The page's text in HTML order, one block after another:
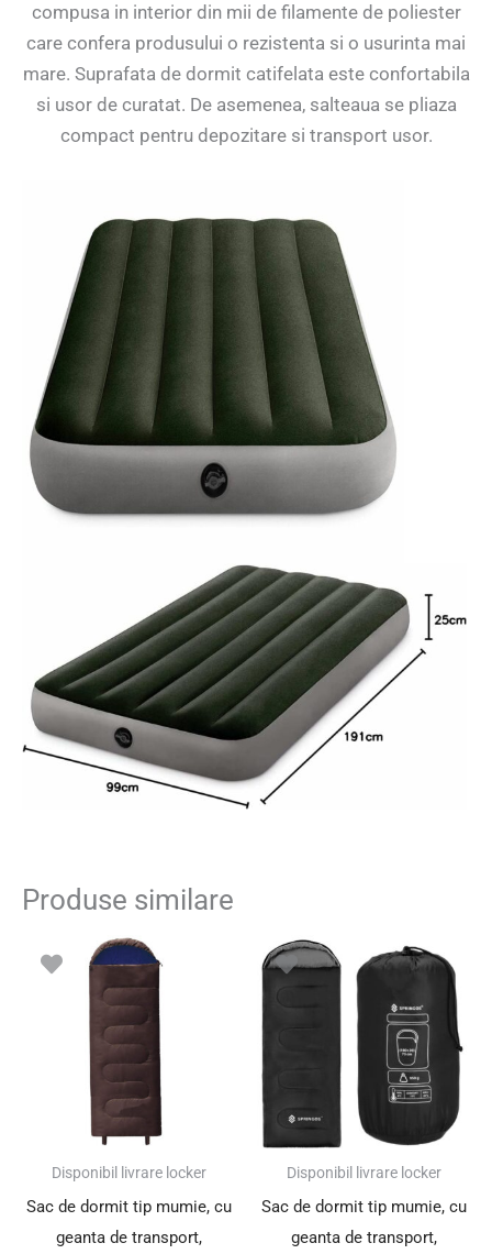
compusa in interior din mii de filamente de poliester
care confera produsului o rezistenta si o usurinta mai
mare. Suprafata de dormit catifelata este confortabila
si usor de curatat. De asemenea, salteaua se pliaza
compact pentru depozitare si transport usor.
Produse similare
SUPER PREȚ!
Disponibil livrare locker
Sac de dormit tip mumie, cu
geanta de transport,
Prețul
inițial
a
fost:
124.00 lei.
Disponibil livrare locker
Sac de dormit tip mumie, cu
geanta de transport,